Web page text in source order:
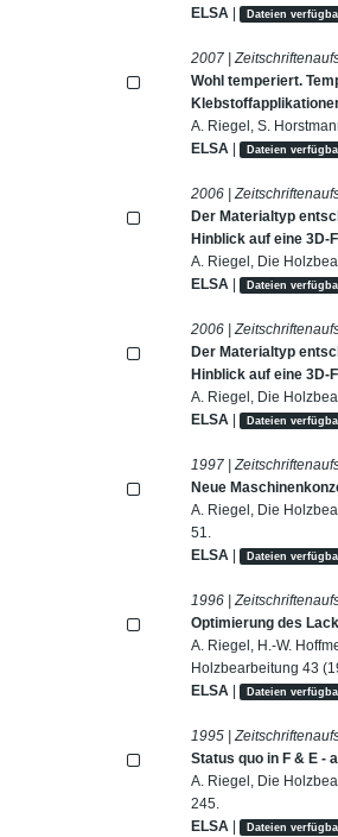
ELSA | Dateien
2007 |
Wohl temperiert.
A. Riegel, S.
ELSA | Dateien
2006 |
Der Materialtyp
Hinblick auf eine 3D-
A. Riegel, Die
ELSA | Dateien
2006 |
Der Materialtyp
Hinblick auf eine 3D-
A. Riegel, Die
ELSA | Dateien
1997 |
Neue
A. Riegel, Die
51.
ELSA | Dateien
1996 |
Optimierung des
A. Riegel, H.-W.
Holzbearbeitung 43
ELSA | Dateien
1995 |
Status quo in F & E -
A. Riegel, Die
245.
ELSA | Dateien